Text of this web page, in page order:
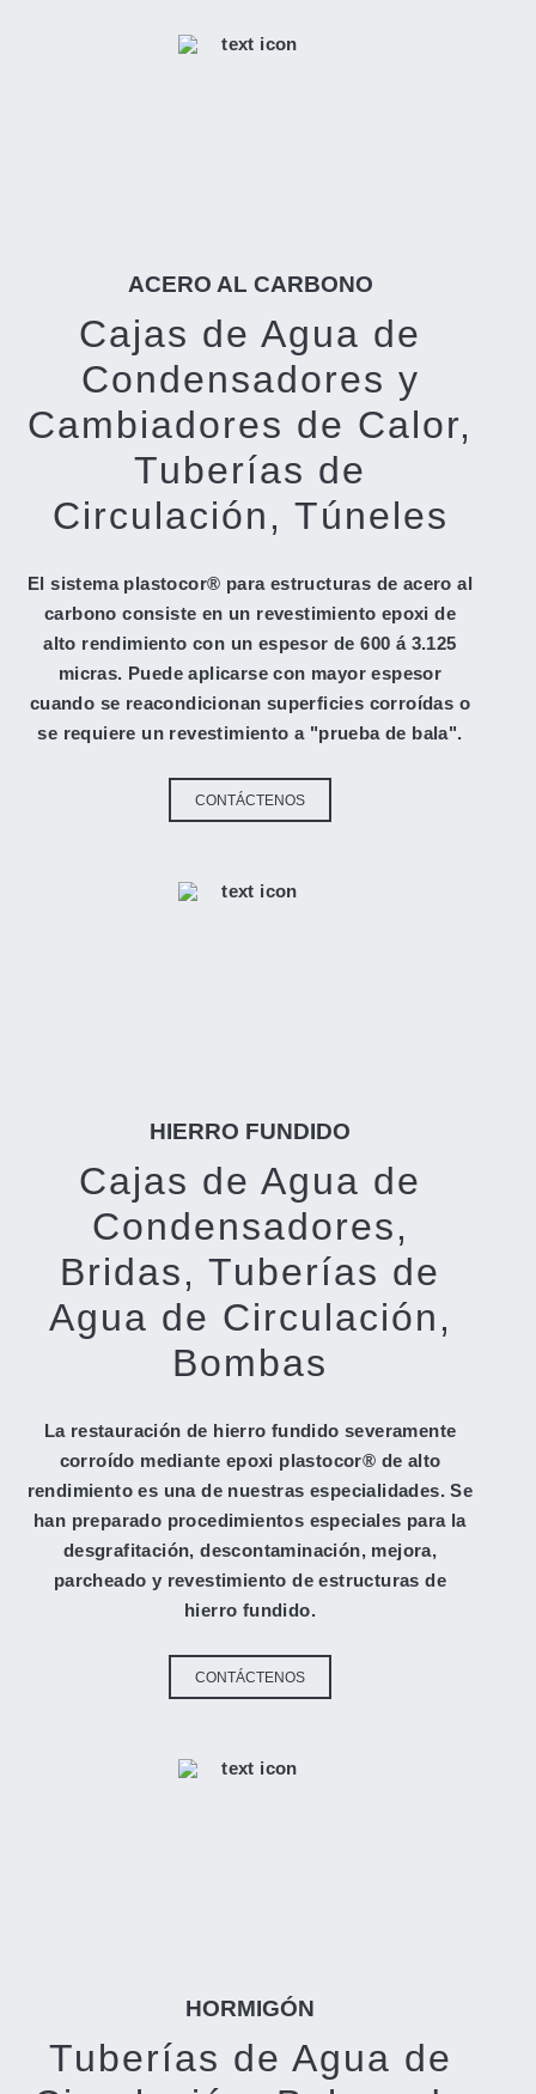
ACERO AL CARBONO
Cajas de Agua de
Condensadores y
Cambiadores de Calor,
Tuberías de
Circulación, Túneles
El sistema plastocor® para estructuras de acero al
carbono consiste en un revestimiento epoxi de
alto rendimiento con un espesor de 600 á 3.125
micras. Puede aplicarse con mayor espesor
cuando se reacondicionan superficies corroídas o
se requiere un revestimiento a "prueba de bala".
CONTÁCTENOS
HIERRO FUNDIDO
Cajas de Agua de
Condensadores,
Bridas, Tuberías de
Agua de Circulación,
Bombas
La restauración de hierro fundido severamente
corroído mediante epoxi plastocor® de alto
rendimiento es una de nuestras especialidades. Se
han preparado procedimientos especiales para la
desgrafitación, descontaminación, mejora,
parcheado y revestimiento de estructuras de
hierro fundido.
CONTÁCTENOS
HORMIGÓN
Tuberías de Agua de